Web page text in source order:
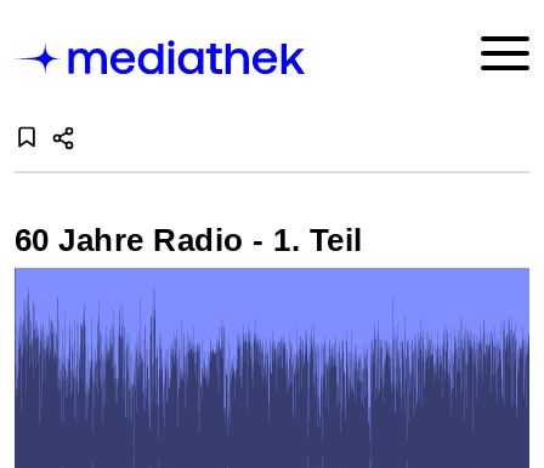
60 Jahre Radio - 1. Teil